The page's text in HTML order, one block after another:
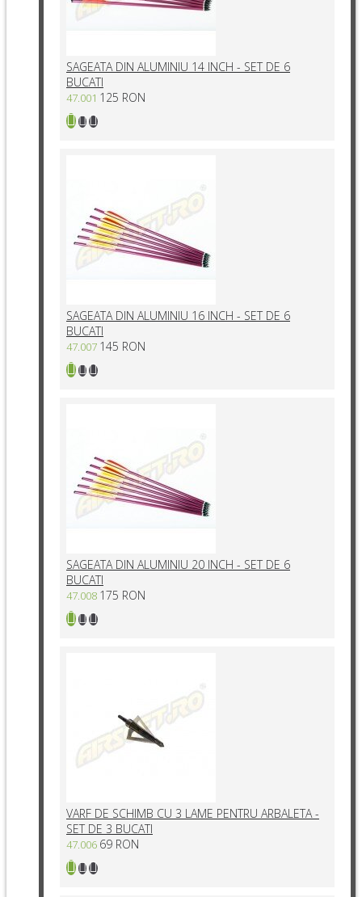
SAGEATA DIN ALUMINIU 14 INCH - SET DE 6
BUCATI
47.001 125 RON
SAGEATA DIN ALUMINIU 16 INCH - SET DE 6
BUCATI
47.007 145 RON
SAGEATA DIN ALUMINIU 20 INCH - SET DE 6
BUCATI
47.008 175 RON
VARF DE SCHIMB CU 3 LAME PENTRU ARBALETA -
SET DE 3 BUCATI
47.006 69 RON